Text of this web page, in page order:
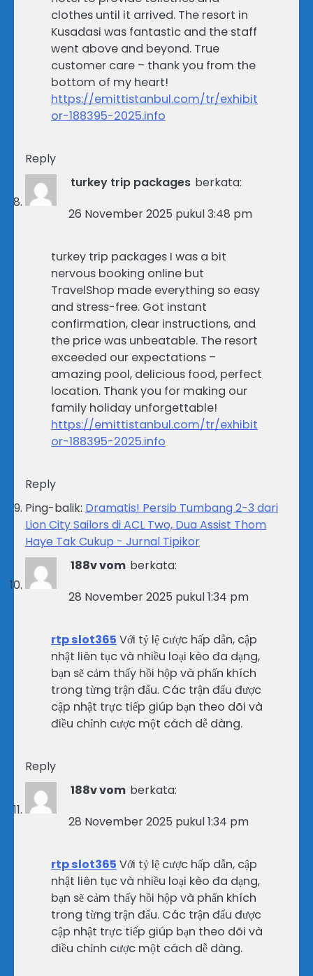
clothes until it arrived. The resort in
Kusadasi was fantastic and the staff
went above and beyond. True
customer care – thank you from the
bottom of my heart!
https://emittistanbul.com/tr/exhibit
or-188395-2025.info
Reply
turkey trip packages berkata:
26 November 2025 pukul 3:48 pm
turkey trip packages I was a bit
nervous booking online but
TravelShop made everything so easy
and stress-free. Got instant
confirmation, clear instructions, and
the price was unbeatable. The resort
exceeded our expectations –
amazing pool, delicious food, perfect
location. Thank you for making our
family holiday unforgettable!
https://emittistanbul.com/tr/exhibit
or-188395-2025.info
Reply
Ping-balik: Dramatis! Persib Tumbang 2-3 dari
Lion City Sailors di ACL Two, Dua Assist Thom
Haye Tak Cukup - Jurnal Tipikor
188v vom berkata:
28 November 2025 pukul 1:34 pm
rtp slot365 Với tỷ lệ cược hấp dẫn, cập
nhật liên tục và nhiều loại kèo đa dạng,
bạn sẽ cảm thấy hồi hộp và phấn khích
trong từng trận đấu. Các trận đấu được
cập nhật trực tiếp giúp bạn theo dõi và
điều chỉnh cược một cách dễ dàng.
Reply
188v vom berkata:
28 November 2025 pukul 1:34 pm
rtp slot365 Với tỷ lệ cược hấp dẫn, cập
nhật liên tục và nhiều loại kèo đa dạng,
bạn sẽ cảm thấy hồi hộp và phấn khích
trong từng trận đấu. Các trận đấu được
cập nhật trực tiếp giúp bạn theo dõi và
điều chỉnh cược một cách dễ dàng.